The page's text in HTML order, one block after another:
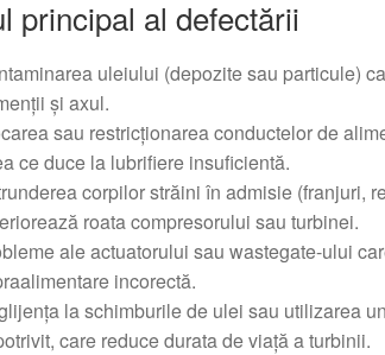
principal al defectării
uleiului (depozite sau particule)
și axul.
sau restricționarea conductelor de
ce duce la lubrifiere insuficientă.
corpilor străini în admisie (franjuri,
roata compresorului sau turbinei.
ale actuatorului sau wastegate-ului
incorectă.
la schimburile de ulei sau utilizarea
care reduce durata de viață a turbinii.